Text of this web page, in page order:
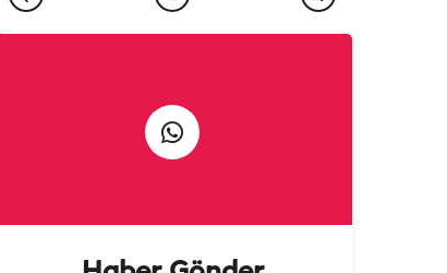
Ses getirecek bir haber mi
yayınlamak istiyorsun? O zaman